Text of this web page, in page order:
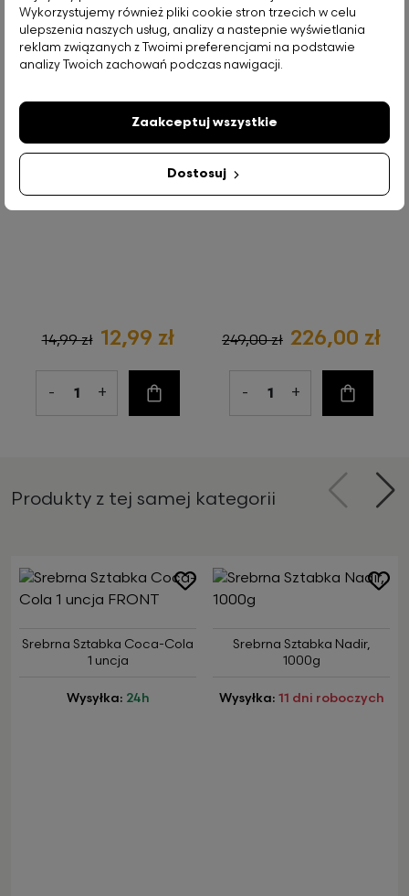
Miedziany Medal Germania
2026, 1/2 uncji
Wysyłka:24h
14,99 zł 12,99 zł
- + Do koszyka
Złota Moneta Liberia The
Maya Dragon 2026, 1/200
249,00 zł 226,00 zł
- + Do
Produkty z tej samej kategorii
Srebrna Sztabka Coca-Cola
1 uncja
Wysyłka: 24h
Srebrna Sztabka Nadir,
1000g
Wysyłka: 11 dni roboczych
Poprzedni
Wykorzystujemy również pliki cookie stron trzecich w celu
ulepszenia naszych usług, analizy a nastepnie wyświetlania
reklam związanych z Twoimi preferencjami na podstawie
analizy Twoich zachowań podczas nawigacji.
Dostosuj
Zaakceptuj wszystkie